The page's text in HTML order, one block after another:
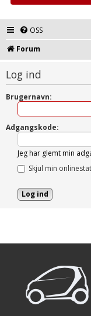
OSS
Forum
Log ind
Brugernavn:
Adgangskode:
Jeg har glemt min
Skjul min